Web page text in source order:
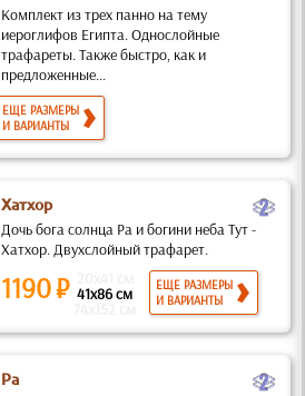
Комплект из трех панно на тему
иероглифов Египта. Однослойные
трафареты. Также быстро, как и
предложенные...
ЕЩЕ РАЗМЕРЫ
И ВАРИАНТЫ
Хатхор b
Дочь бога солнца Ра и богини неба Тут -
Хатхор. Двухслойный трафарет.
1190 ₽ 41x86 см
ЕЩЕ РАЗМЕРЫ
И ВАРИАНТЫ
Ра b